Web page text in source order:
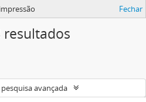
Fechar
avançada